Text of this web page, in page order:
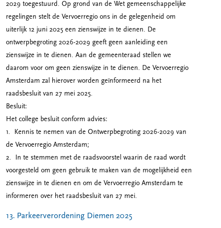
2029 toegestuurd. Op grond van de Wet gemeenschappelijke
regelingen stelt de Vervoerregio ons in de gelegenheid om
uiterlijk 12 juni 2025 een zienswijze in te dienen. De
ontwerpbegroting 2026-2029 geeft geen aanleiding een
zienswijze in te dienen. Aan de gemeenteraad stellen we
daarom voor om geen zienswijze in te dienen. De Vervoerregio
Amsterdam zal hierover worden geïnformeerd na het
raadsbesluit van 27 mei 2025.
Besluit:
Het college besluit conform advies:
1. Kennis te nemen van de Ontwerpbegroting 2026-2029 van
de Vervoerregio Amsterdam;
2. In te stemmen met de raadsvoorstel waarin de raad wordt
voorgesteld om geen gebruik te maken van de mogelijkheid een
zienswijze in te dienen en om de Vervoerregio Amsterdam te
informeren over het raadsbesluit van 27 mei.
13. Parkeerverordening Diemen 2025